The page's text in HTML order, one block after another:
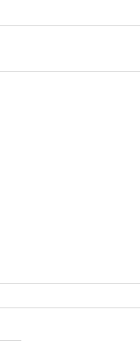
no Controle da